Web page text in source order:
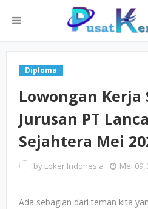
Diploma
Lowongan Kerja
Jurusan PT
Sejahtera Mei
by Loker Indonesia Mei 09,
Ada sebagian dari teman kita